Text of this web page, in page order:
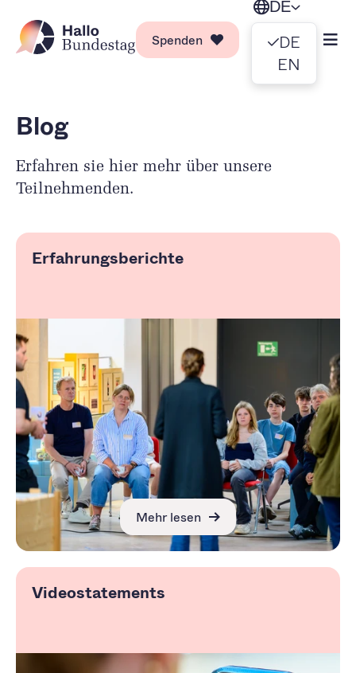
Spenden
DE
DE
EN
Blog
Erfahren sie hier mehr über unsere
Teilnehmenden.
Erfahrungsberichte
Mehr lesen
Videostatements